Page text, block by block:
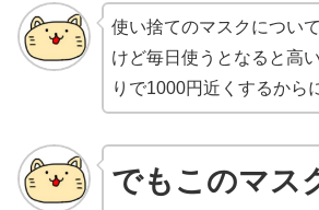
使い捨てのマスクについ
けど毎日使うとなると高
りで1000円近くするから
でもこのマス